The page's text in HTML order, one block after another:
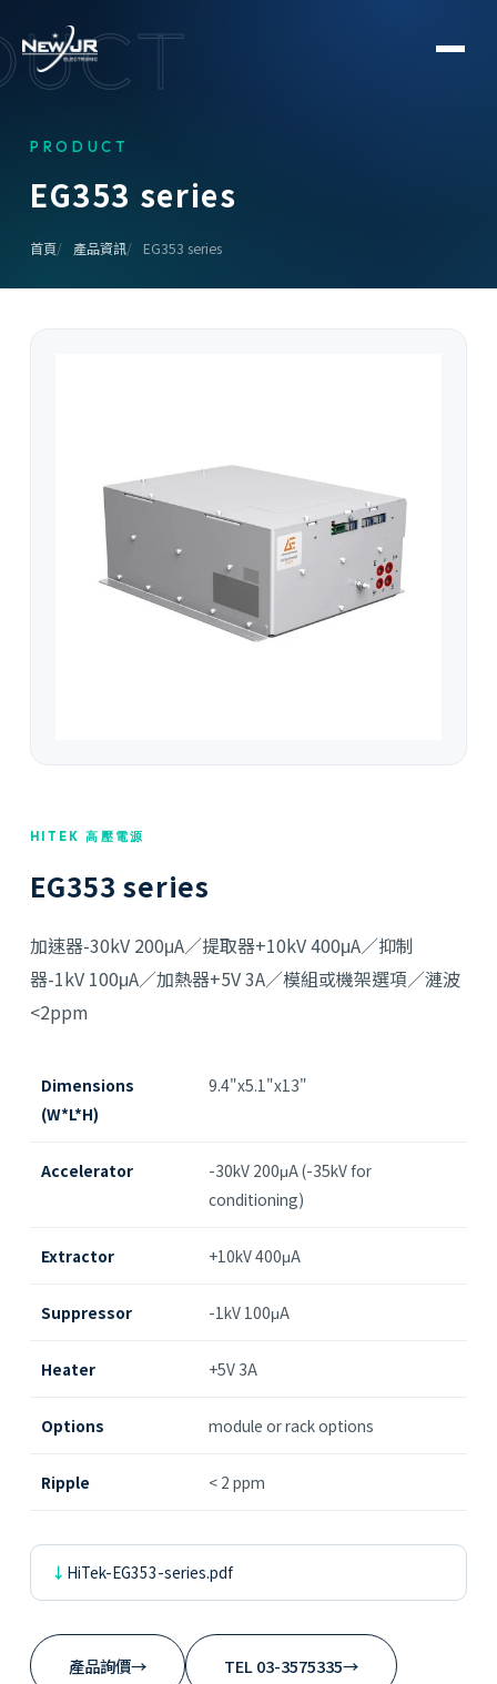
PRODUCT
EG353 series
首頁 產品資訊 EG353 series
HITEK 高壓電源
EG353 series
加速器-30kV 200μA／提取器+10kV 400μA／抑制
器-1kV 100μA／加熱器+5V 3A／模組或機架選項／漣波
<2ppm
Dimensions
(W*L*H)
9.4"x5.1"x13"
Accelerator
-30kV 200μA (-35kV for
conditioning)
Extractor +10kV 400μA
Suppressor -1kV 100μA
Heater +5V 3A
Options module or rack options
Ripple < 2 ppm
HiTek-EG353-series.pdf
產品詢價→ TEL 03-3575335→